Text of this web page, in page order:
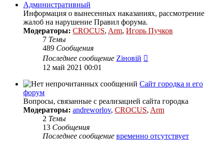
Административный
Информация о вынесенных наказаниях, рассмотрение
жалоб на нарушение Правил форума.
Модераторы: CROCUS, Arm, Игорь Пучков
7 Темы
489 Сообщения
Последнее сообщение Zіновій
сообщению
12 май 2021 00:01
Сайт городка и его
форум
Вопросы, связанные с реализацией сайта городка
Модераторы: andreworlov, CROCUS, Arm
2 Темы
13 Сообщения
Последнее сообщение временно отсутствует